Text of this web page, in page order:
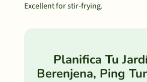
Excellent for stir-frying.
Planifica Tu
Berenjena, Ping